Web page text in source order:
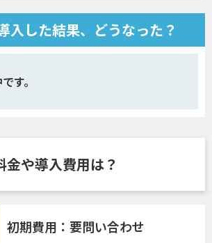
入した結果、どうなった？
す。
金や導入費用は？
初期費用：要問い合わせ